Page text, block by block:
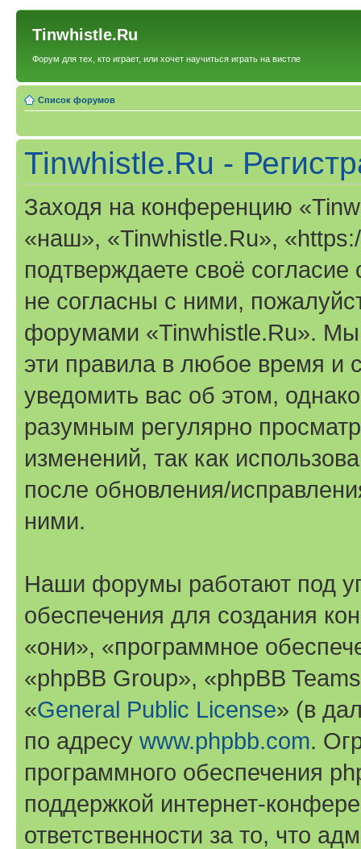
Tinwhistle.Ru
Форум для тех, кто играет, или хочет научиться играть на вистле
Список форумов
Tinwhistle.Ru -
Заходя на конференцию
«наш», «Tinwhistle.Ru»,
подтверждаете своё
не согласны с ними,
форумами «Tinwhistle.Ru». Мы
эти правила в любое время и
уведомить вас об этом,
разумным регулярно
изменений, так как
после обновления/
ними.
Наши форумы работают под
обеспечения для создания
«они», «программное
«phpBB Group», «phpBB
«General Public License» (в
по адресу www.phpbb.com.
программного обеспечения
поддержкой интернет-
ответственности за то, что